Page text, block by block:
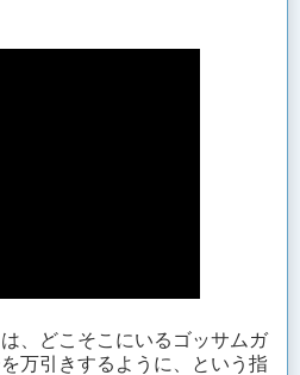
、どこそこにいるゴッサムガ
万引きするように、という指